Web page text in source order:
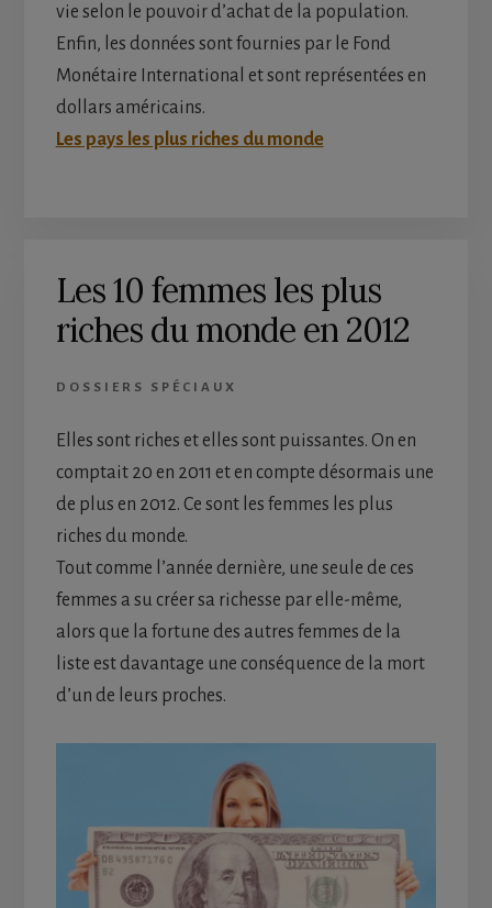
vie selon le pouvoir d’achat de la population.
Enfin, les données sont fournies par le Fond
Monétaire International et sont représentées en
dollars américains.
Les pays les plus riches du monde
Les 10 femmes les plus
riches du monde en 2012
DOSSIERS SPÉCIAUX
Elles sont riches et elles sont puissantes. On en
comptait 20 en 2011 et en compte désormais une
de plus en 2012. Ce sont les femmes les plus
riches du monde.
Tout comme l’année dernière, une seule de ces
femmes a su créer sa richesse par elle-même,
alors que la fortune des autres femmes de la
liste est davantage une conséquence de la mort
d’un de leurs proches.